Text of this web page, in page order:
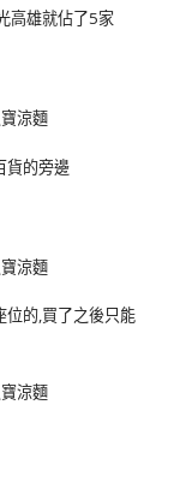
高雄就佔了5家
貨的旁邊
位的,買了之後只能